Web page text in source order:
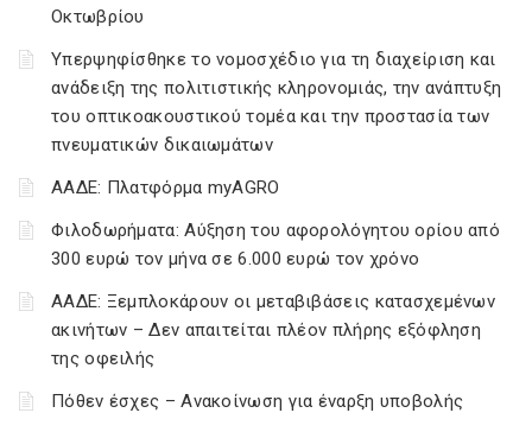
Οκτωβρίου
Υπερψηφίσθηκε το νομοσχέδιο για τη διαχείριση και
ανάδειξη της πολιτιστικής κληρονομιάς, την ανάπτυξη
του οπτικοακουστικού τομέα και την προστασία των
πνευματικών δικαιωμάτων
ΑΑΔΕ: Πλατφόρμα myAGRO
Φιλοδωρήματα: Αύξηση του αφορολόγητου ορίου από
300 ευρώ τον μήνα σε 6.000 ευρώ τον χρόνο
ΑΑΔΕ: Ξεμπλοκάρουν οι μεταβιβάσεις κατασχεμένων
ακινήτων – Δεν απαιτείται πλέον πλήρης εξόφληση
της οφειλής
Πόθεν έσχες – Ανακοίνωση για έναρξη υποβολής